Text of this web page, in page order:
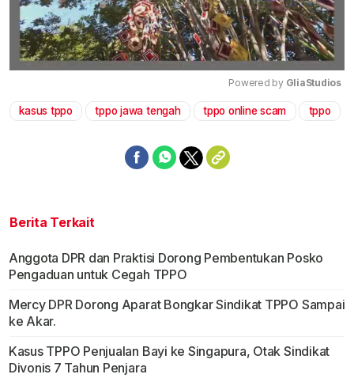
Mute
Powered by GliaStudios
kasus tppo tppo jawa tengah tppo online scam tppo
Berita Terkait
Anggota DPR dan Praktisi Dorong Pembentukan Posko
Pengaduan untuk Cegah TPPO
Mercy DPR Dorong Aparat Bongkar Sindikat TPPO Sampai
ke Akar.
Kasus TPPO Penjualan Bayi ke Singapura, Otak Sindikat
Divonis 7 Tahun Penjara